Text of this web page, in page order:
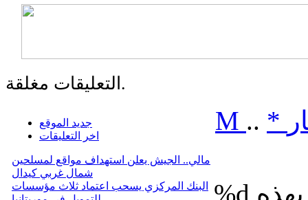
التعليقات مغلقة.
جديد الموقع
اخر التعليقات
مالي.. الجيش يعلن استهداف مواقع لمسلحين
شمال غربي كيدال
البنك المركزي يسحب اعتماد ثلاث مؤسسات
M .. *
%d